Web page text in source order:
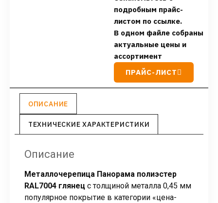
подробным прайс-
листом по ссылке.
В одном файле собраны
актуальные цены и
ассортимент
ПРАЙС-ЛИСТ
ОПИСАНИЕ
ТЕХНИЧЕСКИЕ ХАРАКТЕРИСТИКИ
Описание
Металлочерепица Панорама полиэстер
RAL7004 глянец с толщиной металла 0,45 мм
популярное покрытие в категории «цена-